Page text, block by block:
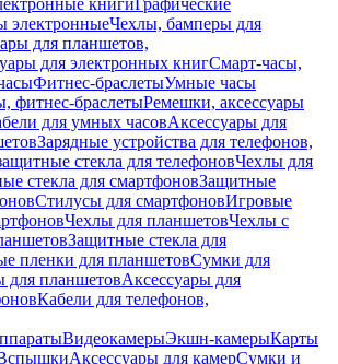
книгиГрафические
электронныеЧехлы, бамперы для
для планшетов,
для электронных книгСмарт-часы,
Фитнес-браслетыУмные часы
фитнес-браслетыРемешки, аксессуары
для умных часовАксессуары для
Зарядные устройства для телефонов,
стекла для телефоновЧехлы для
стекла для смартфоновЗащитные
Стилусы для смартфоновИгровые
Чехлы для планшетовЧехлы с
Защитные стекла для
пленки для планшетовСумки для
для планшетовАксессуары для
Кабели для телефонов,
ВидеокамерыЭкшн-камерыКарты
Аксессуары для камерСумки и